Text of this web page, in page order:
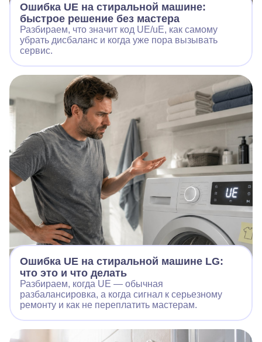
Ошибка UE на стиральной машине:
быстрое решение без мастера
Разбираем, что значит код UE/uE, как самому
убрать дисбаланс и когда уже пора вызывать
сервис.
Ошибка UE на стиральной машине LG:
что это и что делать
Разбираем, когда UE — обычная
разбалансировка, а когда сигнал к серьезному
ремонту и как не переплатить мастерам.